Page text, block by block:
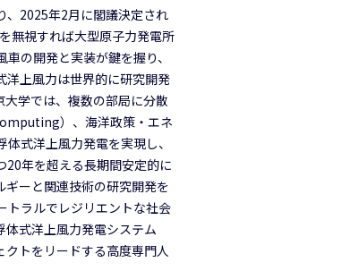
、2025年2月に閣議決定され
無視すれば大型原子力発電所
の開発と実装が鍵を握り、
洋上風力は世界的に研究開発
学では、複数の部局に分散
）、海洋政策・エネ
式洋上風力発電を実現し、
20年を超える長期間安定的に
ーと関連技術の研究開発を
トラルでレジリエントな社会
式洋上風力発電システム
クトをリードする高度専門人